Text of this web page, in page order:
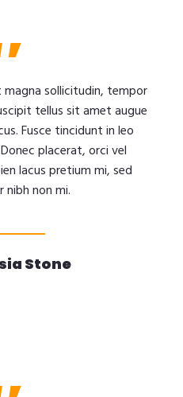
sollicitudin, tempor
tellus sit amet augue
Fusce tincidunt in leo
placerat, orci vel
lacus pretium mi, sed
nibh non mi.
Stone